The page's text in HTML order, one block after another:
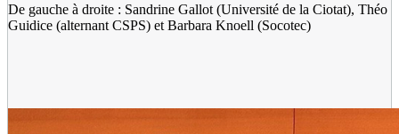
De gauche à droite : Sandrine Gallot (Université de la Ciotat), Théo
Guidice (alternant CSPS) et Barbara Knoell (Socotec)